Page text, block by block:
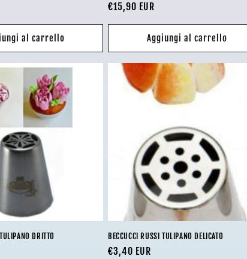
al carrello
Prezzo
di
€15,90 EUR
Aggiungi al carrello
DRITTO BECCUCCI RUSSI TULIPANO DELICATO
Prezzo
€3,40 EUR